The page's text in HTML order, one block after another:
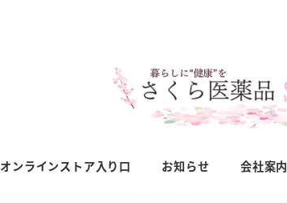
オンラインストア入り口 お知らせ 会社案内